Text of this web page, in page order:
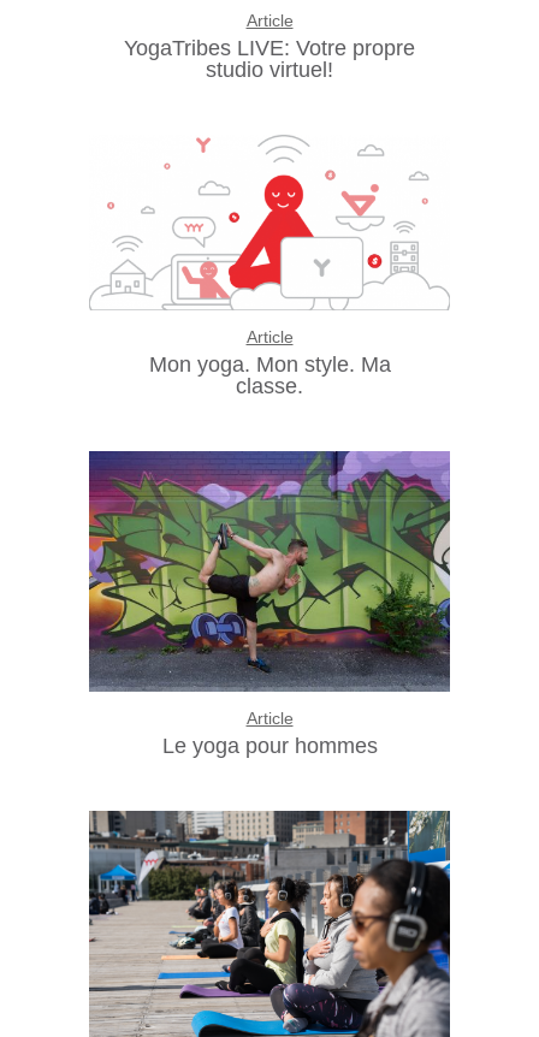
Article
YogaTribes LIVE: Votre propre
studio virtuel!
Article
Mon yoga. Mon style. Ma
classe.
Article
Le yoga pour hommes